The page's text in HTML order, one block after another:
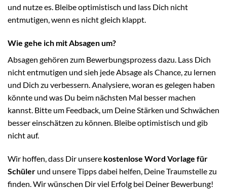
und nutze es. Bleibe optimistisch und lass Dich nicht
entmutigen, wenn es nicht gleich klappt.
Wie gehe ich mit Absagen um?
Absagen gehören zum Bewerbungsprozess dazu. Lass Dich
nicht entmutigen und sieh jede Absage als Chance, zu lernen
und Dich zu verbessern. Analysiere, woran es gelegen haben
könnte und was Du beim nächsten Mal besser machen
kannst. Bitte um Feedback, um Deine Stärken und Schwächen
besser einschätzen zu können. Bleibe optimistisch und gib
nicht auf.
Wir hoffen, dass Dir unsere kostenlose Word Vorlage für
Schüler und unsere Tipps dabei helfen, Deine Traumstelle zu
finden. Wir wünschen Dir viel Erfolg bei Deiner Bewerbung!